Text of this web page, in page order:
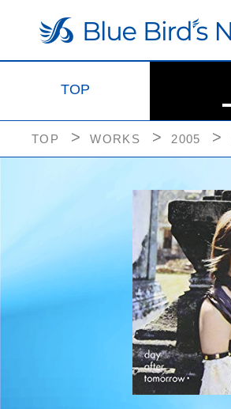
TOP
TOP WORKS 2005